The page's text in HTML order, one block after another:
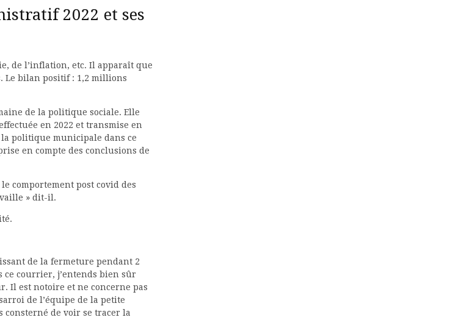
2022 et ses
de l’inflation, etc. Il apparaît que
Le bilan positif : 1,2 millions
de la politique sociale. Elle
en 2022 et transmise en
politique municipale dans ce
en compte des conclusions de
comportement post covid des
» dit-il.
de la fermeture pendant 2
ce courrier, j’entends bien sûr
Il est notoire et ne concerne pas
de l’équipe de la petite
consterné de voir se tracer la